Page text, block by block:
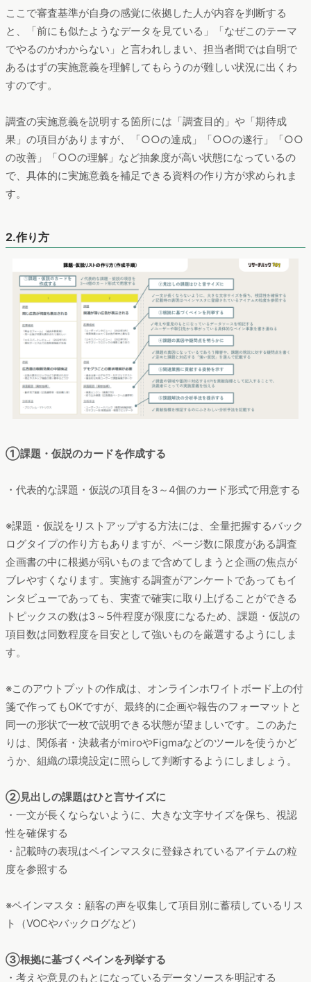
ここで審査基準が自身の感覚に依拠した人が内容を判断する
と、「前にも似たようなデータを見ている」「なぜこのテーマ
でやるのかわからない」と言われしまい、担当者間では自明で
あるはずの実施意義を理解してもらうのが難しい状況に出くわ
すのです。
調査の実施意義を説明する箇所には「調査目的」や「期待成
果」の項目がありますが、「○○の達成」「○○の遂行」「○○
の改善」「○○の理解」など抽象度が高い状態になっているの
で、具体的に実施意義を補足できる資料の作り方が求められま
す。
2.作り方
①課題・仮説のカードを作成する
・代表的な課題・仮説の項目を3～4個のカード形式で用意する
※課題・仮説をリストアップする方法には、全量把握するバック
ログタイプの作り方もありますが、ページ数に限度がある調査
企画書の中に根拠が弱いものまで含めてしまうと企画の焦点が
ブレやすくなります。実施する調査がアンケートであってもイ
ンタビューであっても、実査で確実に取り上げることができる
トピックスの数は3～5件程度が限度になるため、課題・仮説の
項目数は同数程度を目安として強いものを厳選するようにしま
す。
※このアウトプットの作成は、オンラインホワイトボード上の付
箋で作ってもOKですが、最終的に企画や報告のフォーマットと
同一の形状で一枚で説明できる状態が望ましいです。このあた
りは、関係者・決裁者がmiroやFigmaなどのツールを使うかど
うか、組織の環境設定に照らして判断するようにしましょう。
②見出しの課題はひと言サイズに
・一文が長くならないように、大きな文字サイズを保ち、視認
性を確保する
・記載時の表現はペインマスタに登録されているアイテムの粒
度を参照する
※ペインマスタ：顧客の声を収集して項目別に蓄積しているリス
ト（VOCやバックログなど）
③根拠に基づくペインを列挙する
・考えや意見のもとになっているデータソースを明記する